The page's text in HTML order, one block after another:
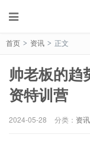
首页 > 资讯 > 正文
帅老板的趋
资特训营
2024-05-28 分类： 资讯